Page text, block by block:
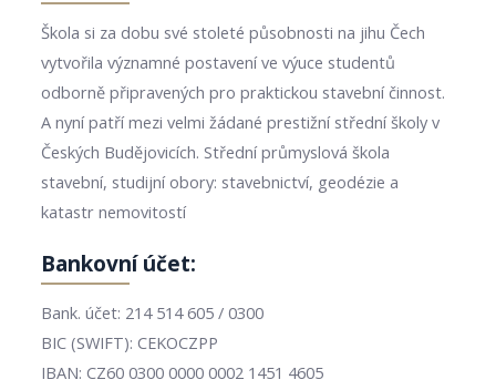
Škola si za dobu své stoleté působnosti na jihu Čech
vytvořila významné postavení ve výuce studentů
odborně připravených pro praktickou stavební činnost.
A nyní patří mezi velmi žádané prestižní střední školy v
Českých Budějovicích. Střední průmyslová škola
stavební, studijní obory: stavebnictví, geodézie a
katastr nemovitostí
Bankovní účet:
Bank. účet: 214 514 605 / 0300
BIC (SWIFT): CEKOCZPP
IBAN: CZ60 0300 0000 0002 1451 4605